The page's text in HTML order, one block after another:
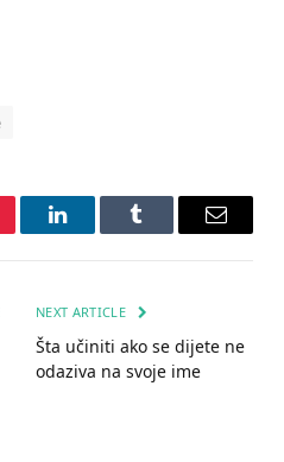
LinkedInTumblr Email
NEXT ARTICLE
Šta učiniti ako se dijete ne
odaziva na svoje ime